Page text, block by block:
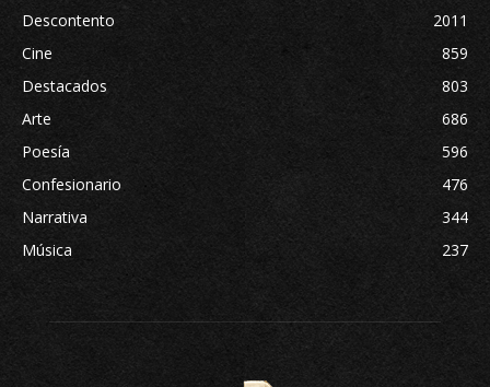
Descontento
2011
Cine
859
Destacados
803
Arte
686
Poesía
596
Confesionario
476
Narrativa
344
Música
237